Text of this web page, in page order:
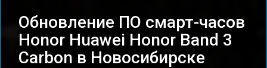
Обновление ПО смарт-часов
Honor Huawei Honor Band 3
Carbon в Новосибирске